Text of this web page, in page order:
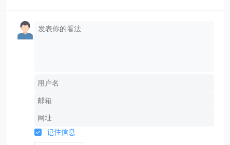
记住信息